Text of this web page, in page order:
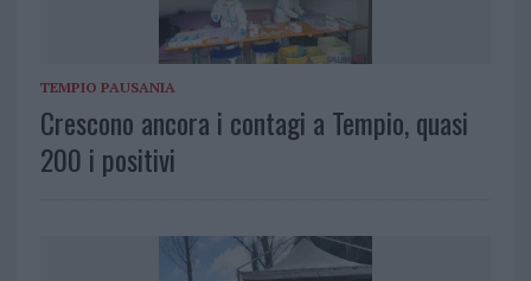
TEMPIO PAUSANIA
Crescono ancora i contagi a Tempio, quasi
200 i positivi